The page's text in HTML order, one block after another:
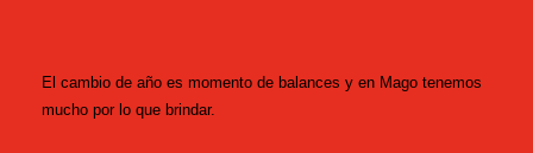
El cambio de año es momento de balances y en Mago tenemos
mucho por lo que brindar.